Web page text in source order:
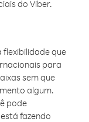
do Viber.
flexibilidade que
para
sem que
algum.
pode
fazendo